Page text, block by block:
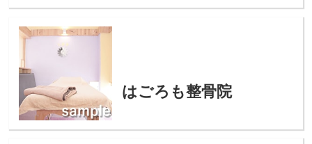
はごろも整骨院